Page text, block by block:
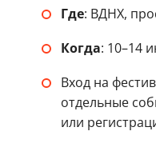
Где: ВДНХ,
Когда: 10–14
Вход на
отдельные
или